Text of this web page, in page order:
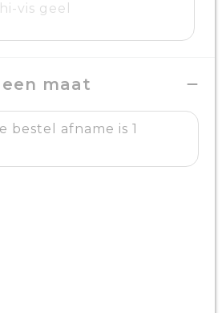
vis geel
maat
bestel afname is 1